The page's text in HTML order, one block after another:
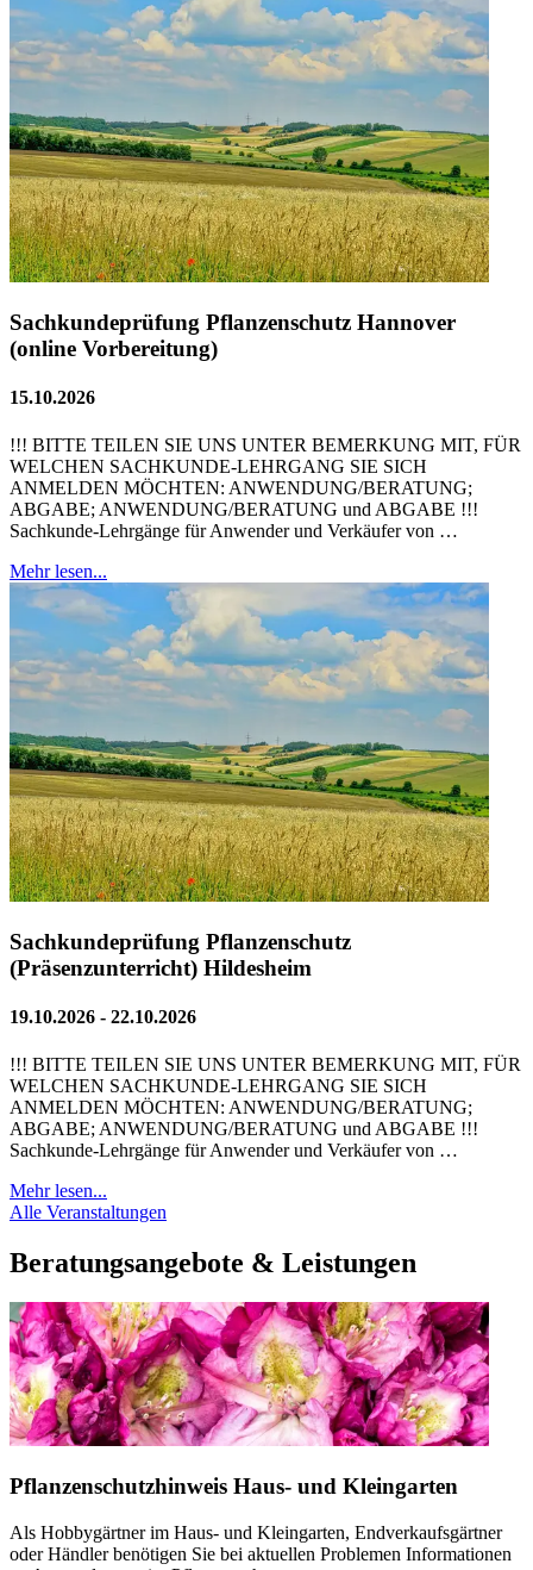
Sachkundeprüfung Pflanzenschutz Hannover
(online Vorbereitung)
15.10.2026
!!! BITTE TEILEN SIE UNS UNTER BEMERKUNG MIT, FÜR
WELCHEN SACHKUNDE-LEHRGANG SIE SICH
ANMELDEN MÖCHTEN: ANWENDUNG/BERATUNG;
ABGABE; ANWENDUNG/BERATUNG und ABGABE !!!
Sachkunde-Lehrgänge für Anwender und Verkäufer von …
Mehr lesen...
Sachkundeprüfung Pflanzenschutz
(Präsenzunterricht) Hildesheim
19.10.2026 - 22.10.2026
!!! BITTE TEILEN SIE UNS UNTER BEMERKUNG MIT, FÜR
WELCHEN SACHKUNDE-LEHRGANG SIE SICH
ANMELDEN MÖCHTEN: ANWENDUNG/BERATUNG;
ABGABE; ANWENDUNG/BERATUNG und ABGABE !!!
Sachkunde-Lehrgänge für Anwender und Verkäufer von …
Mehr lesen...
Alle Veranstaltungen
Beratungsangebote & Leistungen
Pflanzenschutzhinweis Haus- und Kleingarten
Als Hobbygärtner im Haus- und Kleingarten, Endverkaufsgärtner
oder Händler benötigen Sie bei aktuellen Problemen Informationen